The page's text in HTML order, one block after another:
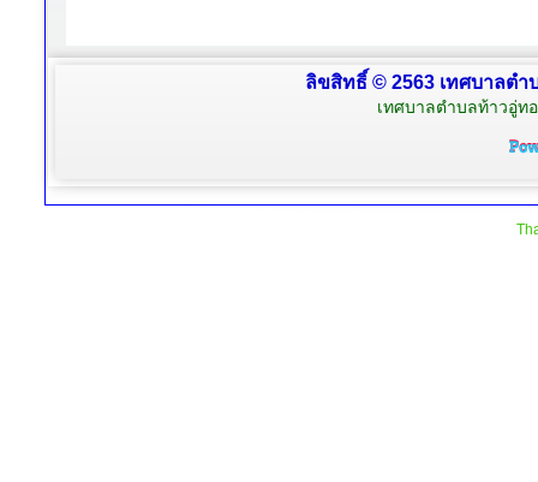
ลิขสิทธิ์ © 2563 เทศบาลต
เทศบาลตำบลท้าวอู่ท